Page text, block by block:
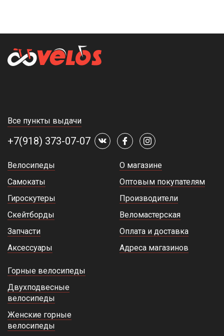
Все пункты выдачи
+7(918) 373-07-07
Велосипеды
Самокаты
Гироскутеры
Скейтборды
Запчасти
Аксессуары
О магазине
Оптовым покупателям
Производители
Веломастерская
Оплата и доставка
Адреса магазинов
Горные велосипеды
Двухподвесные
велосипеды
Женские горные
велосипеды